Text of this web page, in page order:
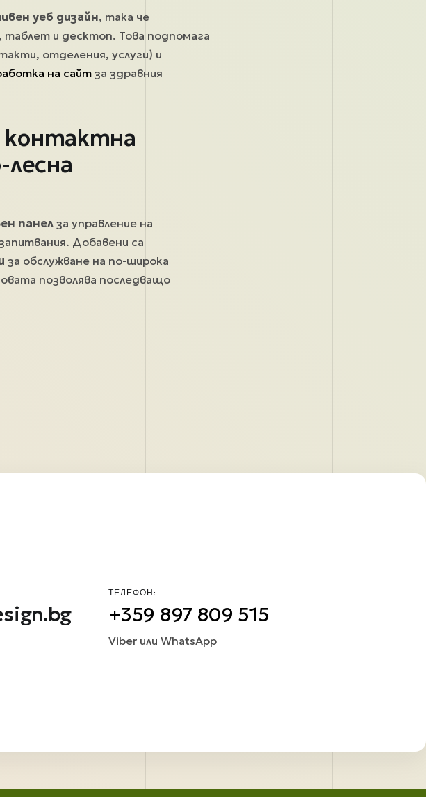
уеб дизайн, така че
таблет и десктоп. Това подпомага
отделения, услуги) и
на сайтза здравния
контактна
панелза управление на
Добавени са
за обслужване на по-широка
позволява последващо
ТЕЛЕФОН:
+359 897 809 515
Viber или WhatsApp